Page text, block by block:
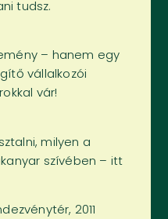
tudsz.
– hanem egy
vállalkozói
vár!
milyen a
szívében – itt
2011